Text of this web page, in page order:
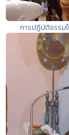
การปฏิบัติธรรม